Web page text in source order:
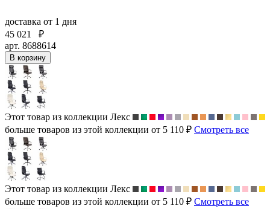
доставка от 1 дня
45 021
₽
арт. 8688614
В корзину
Этот товар из коллекции Лекс
больше товаров из этой коллекции от 5 110 ₽ Смотреть все
Этот товар из коллекции Лекс
больше товаров из этой коллекции от 5 110 ₽ Смотреть все